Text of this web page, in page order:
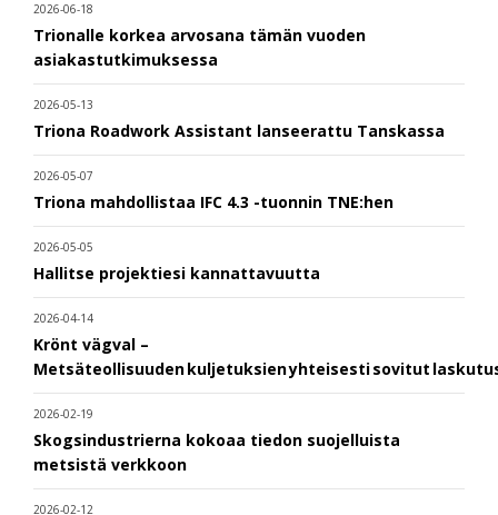
2026-06-18
Trionalle korkea arvosana tämän vuoden
asiakastutkimuksessa
2026-05-13
Triona Roadwork Assistant lanseerattu Tanskassa
2026-05-07
Triona mahdollistaa IFC 4.3 -tuonnin TNE:hen
2026-05-05
Hallitse projektiesi kannattavuutta
2026-04-14
Krönt vägval –
Metsäteollisuuden kuljetuksien yhteisesti sovitut
2026-02-19
Skogsindustrierna kokoaa tiedon suojelluista
metsistä verkkoon
2026-02-12